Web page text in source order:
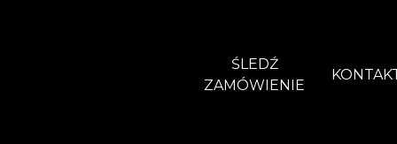
ŚLEDŹ
ZAMÓWIENIE